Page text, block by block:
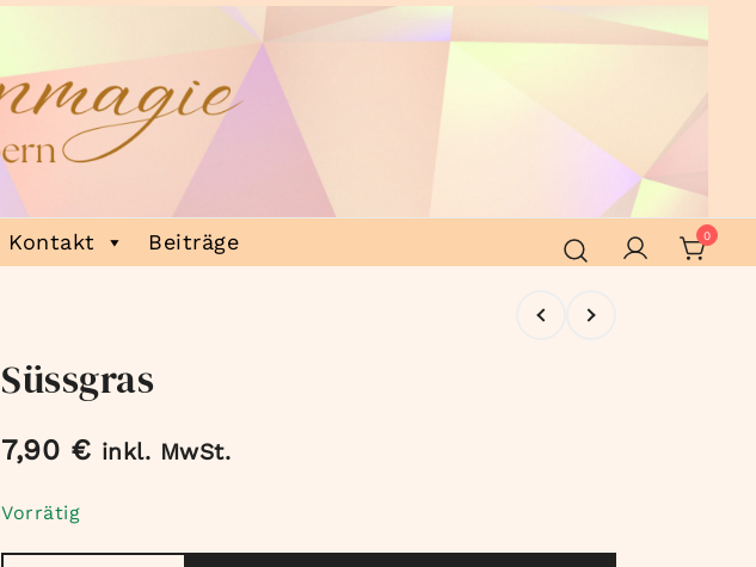
Kontakt Beiträge 0
Süssgras
7,90 € inkl. MwSt.
Vorrätig